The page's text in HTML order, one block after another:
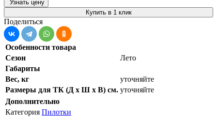
Узнать цену
Купить в 1 клик
Поделиться
Особенности товара
Сезон
Лето
Габариты
Вес, кг
уточняйте
Размеры для ТК (Д х Ш х В) см. уточняйте
Дополнительно
Категория Пилотки